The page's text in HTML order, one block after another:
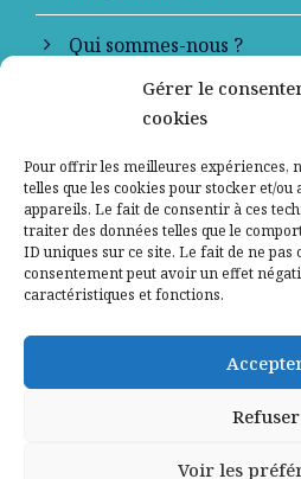
Gérer le
cookies
Pour offrir les meilleures expériences,
telles que les cookies pour stocker et/
appareils. Le fait de consentir à ces
traiter des données telles que le
ID uniques sur ce site. Le fait de ne
consentement peut avoir un effet
caractéristiques et fonctions.
Refuser
Voir les
Qui sommes-nous ?
Contactez-nous
Mentions légales
Politique de